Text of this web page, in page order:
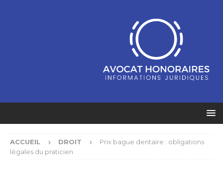
ACCUEIL DROIT
Prix bague dentaire : obligations
légales du praticien